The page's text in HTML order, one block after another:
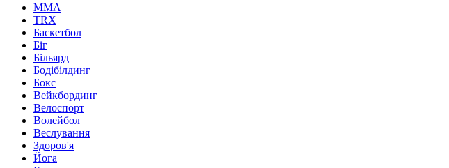
MMA
TRX
Баскетбол
Біг
Більярд
Бодібілдинг
Бокс
Вейкбординг
Велоспорт
Волейбол
Веслування
Здоров'я
Йога